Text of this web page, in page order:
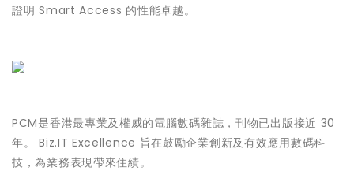
證明 Smart Access 的性能卓越。
PCM是香港最專業及權威的電腦數碼雜誌，刊物已出版接近 30
年。 Biz.IT Excellence 旨在鼓勵企業創新及有效應用數碼科
技，為業務表現帶來住績。